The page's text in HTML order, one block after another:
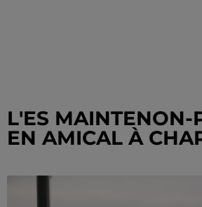
L'ES MAINTENON-
EN AMICAL À